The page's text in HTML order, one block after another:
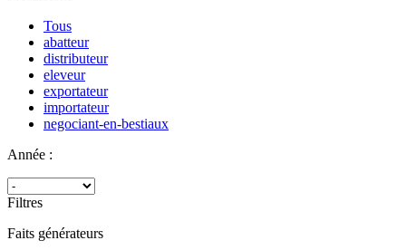
Tous
abatteur
distributeur
eleveur
exportateur
importateur
negociant-en-bestiaux
Année :
Filtres
Faits générateurs